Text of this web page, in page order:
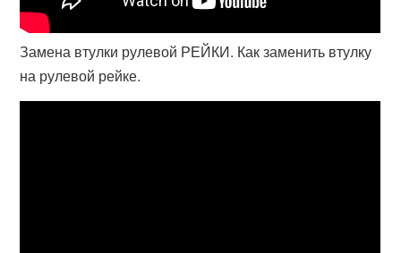
Замена втулки рулевой РЕЙКИ. Как заменить втулку
на рулевой рейке.